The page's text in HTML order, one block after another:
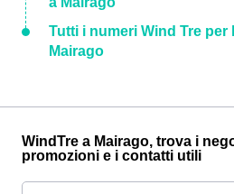
Tutti i numeri Wind Tre
Mairago
WindTre a Mairago, trova i
promozioni e i contatti utili